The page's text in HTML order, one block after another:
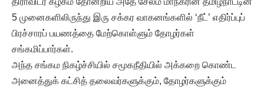
5 முனைகளிலிருந்து இரு சக்கர வாகனங்களில் ‘நீட்’ எதிர்ப்புப்
பிரச்சாரப் பயணத்தை மேற்கொள்ளும் தோழர்கள்
சங்கமிப்பார்கள்.
அந்த சங்கம நிகழ்ச்சியில் சமூகநீதியில் அக்கறை கொண்ட
அனைத்துக் கட்சித் தலைவர்களுக்கும், தோழர்களுக்கும்